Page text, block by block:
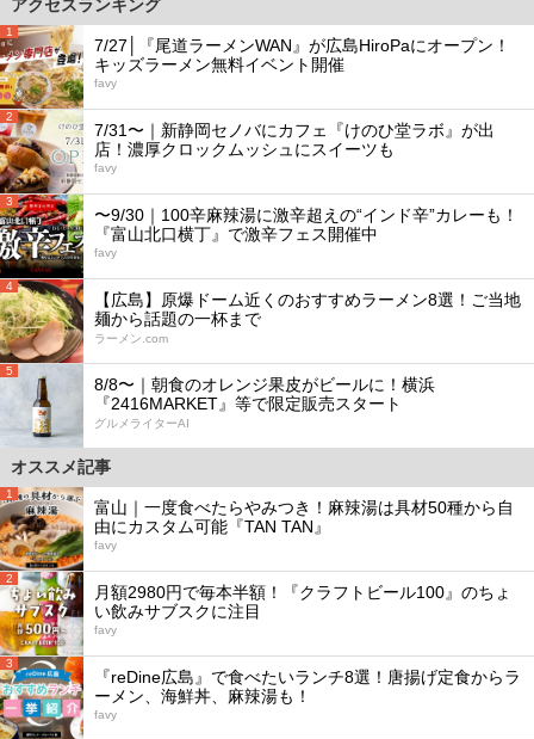
アクセスランキング
1
7/27│『尾道ラーメンWAN』が広島HiroPaにオープン！
キッズラーメン無料イベント開催
favy
2
7/31〜｜新静岡セノバにカフェ『けのひ堂ラボ』が出
店！濃厚クロックムッシュにスイーツも
favy
3
〜9/30｜100辛麻辣湯に激辛超えの“インド辛”カレーも！
『富山北口横丁』で激辛フェス開催中
favy
4
【広島】原爆ドーム近くのおすすめラーメン8選！ご当地
麺から話題の一杯まで
ラーメン.com
5
8/8〜｜朝食のオレンジ果皮がビールに！横浜
『2416MARKET』等で限定販売スタート
グルメライターAI
オススメ記事
1
富山｜一度食べたらやみつき！麻辣湯は具材50種から自
由にカスタム可能『TAN TAN』
favy
2
月額2980円で毎本半額！『クラフトビール100』のちょ
い飲みサブスクに注目
favy
3
『reDine広島』で食べたいランチ8選！唐揚げ定食からラ
ーメン、海鮮丼、麻辣湯も！
favy